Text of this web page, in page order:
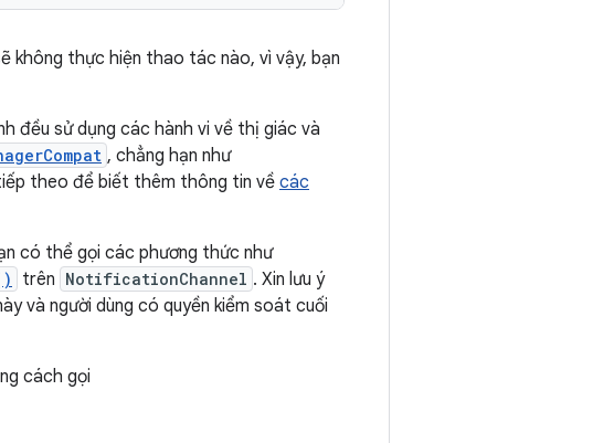
không thực hiện thao tác nào, vì vậy, bạn
đều sử dụng các hành vi về thị giác và
, chẳng hạn như
theo để biết thêm thông tin về các
có thể gọi các phương thức như
trên NotificationChannel . Xin lưu ý
và người dùng có quyền kiểm soát cuối
cách gọi